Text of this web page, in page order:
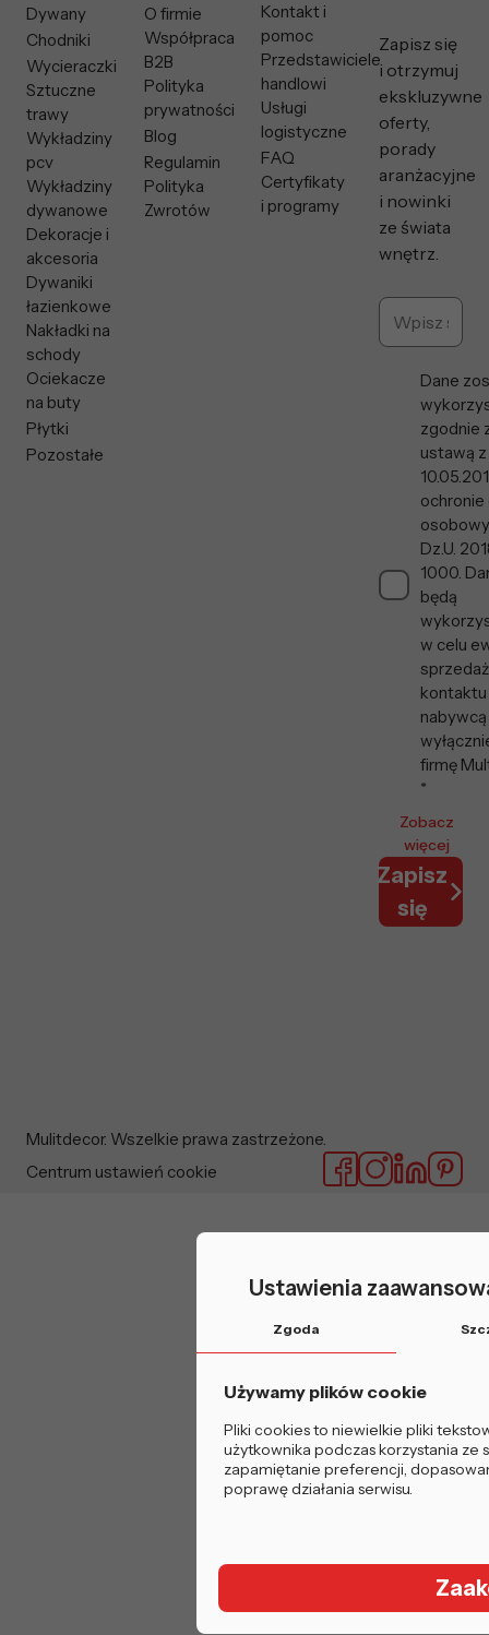
Dywany
Chodniki
Wycieraczki
Sztuczne
trawy
Wykładziny
pcv
Wykładziny
dywanowe
Dekoracje i
akcesoria
Dywaniki
łazienkowe
Nakładki na
schody
Ociekacze
na buty
Płytki
Pozostałe
O firmie
Współpraca
B2B
Polityka
prywatności
Blog
Regulamin
Polityka
Zwrotów
Kontakt i
pomoc
Przedstawiciele
handlowi
Usługi
logistyczne
FAQ
Certyfikaty
i programy
Zapisz się
i otrzymuj
ekskluzywne
oferty,
porady
aranżacyjne
i nowinki
ze świata
wnętrz.
Dane
zgodnie
ustawą
ochronie
Dz.U.
1000.
będą
w celu
kontaktu
nabywcą
firmę
*
Zobacz
więcej
Zapisz
się
Mulitdecor. Wszelkie prawa zastrzeżone.
Centrum ustawień cookie
Ustawienia
Zgoda
Używamy plików cookie
Pliki cookies to niewielkie pliki
użytkownika podczas korzystania ze
zapamiętanie preferencji,
poprawę działania serwisu.